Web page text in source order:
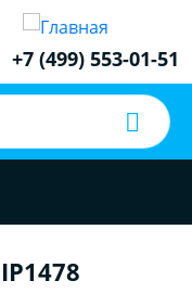
+7 (499) 553-01-51